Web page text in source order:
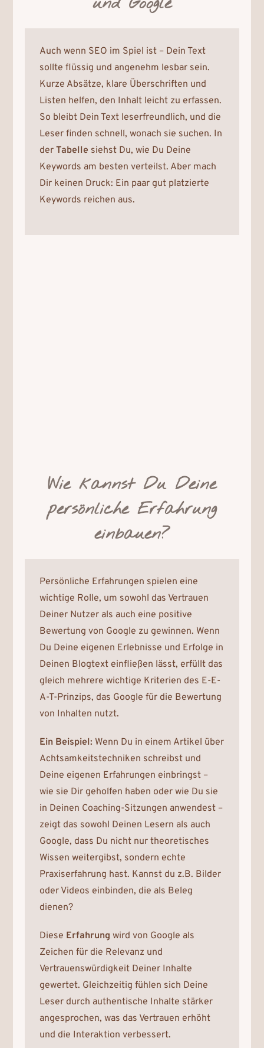
Auch wenn SEO im Spiel ist – Dein Text
sollte flüssig und angenehm lesbar sein.
Kurze Absätze, klare Überschriften und
Listen helfen, den Inhalt leicht zu erfassen.
So bleibt Dein Text leserfreundlich, und die
Leser finden schnell, wonach sie suchen. In
derTabelle siehst Du, wie Du Deine
Keywords am besten verteilst. Aber mach
Dir keinen Druck: Ein paar gut platzierte
Keywords reichen aus.
Wie kannst Du Deine
persönliche Erfahrung
einbauen?
Persönliche Erfahrungen spielen eine
wichtige Rolle, um sowohl das Vertrauen
Deiner Nutzer als auch eine positive
Bewertung von Google zu gewinnen. Wenn
Du Deine eigenen Erlebnisse und Erfolge in
Deinen Blogtext einfließen lässt, erfüllt das
gleich mehrere wichtige Kriterien des E-E-
A-T-Prinzips, das Google für die Bewertung
von Inhalten nutzt.
Ein Beispiel: Wenn Du in einem Artikel über
Achtsamkeitstechniken schreibst und
Deine eigenen Erfahrungen einbringst –
wie sie Dir geholfen haben oder wie Du sie
in Deinen Coaching-Sitzungen anwendest –
zeigt das sowohl Deinen Lesern als auch
Google, dass Du nicht nur theoretisches
Wissen weitergibst, sondern echte
Praxiserfahrung hast. Kannst du z.B. Bilder
oder Videos einbinden, die als Beleg
dienen?
Diese Erfahrung wird von Google als
Zeichen für die Relevanz und
Vertrauenswürdigkeit Deiner Inhalte
gewertet. Gleichzeitig fühlen sich Deine
Leser durch authentische Inhalte stärker
angesprochen, was das Vertrauen erhöht
und die Interaktion verbessert.